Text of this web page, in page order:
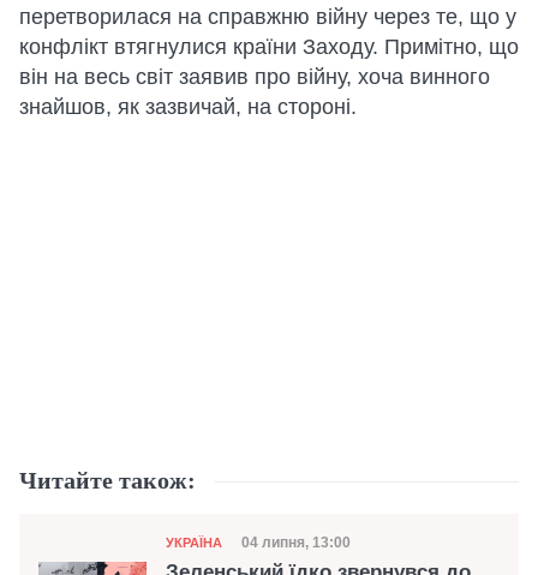
перетворилася на справжню війну через те, що у
конфлікт втягнулися країни Заходу. Примітно, що
він на весь світ заявив про війну, хоча винного
знайшов, як зазвичай, на стороні.
Читайте також:
Категорія
УКРАЇНА Дата публікації
04 липня, 13:00